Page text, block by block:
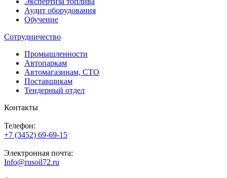
Аудит оборудования
Обучение
Сотрудничество
Промышленности
Автопаркам
Автомагазинам, СТО
Поставщикам
Тендерный отдел
Контакты
Телефон:
+7 (3452) 69-69-15
Электронная почта:
Info@rusoil72.ru